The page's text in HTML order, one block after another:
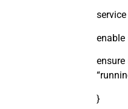
service
enable
ensure
}